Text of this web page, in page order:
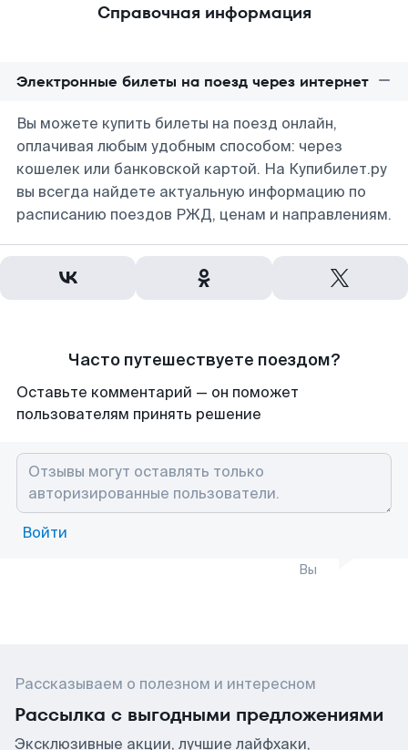
Справочная информация
Электронные билеты на поезд через интернет
Вы можете купить билеты на поезд онлайн,
оплачивая любым удобным способом: через
кошелек или банковской картой. На Купибилет.ру
вы всегда найдете актуальную информацию по
расписанию поездов РЖД, ценам и направлениям.
Часто путешествуете поездом?
Оставьте комментарий — он поможет
пользователям принять решение
Войти
Вы
Рассказываем о полезном и интересном
Рассылка с выгодными предложениями
Эксклюзивные акции, лучшие лайфхаки,